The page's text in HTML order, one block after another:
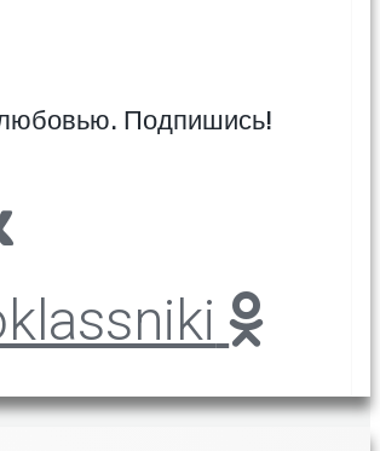
Подпишись!